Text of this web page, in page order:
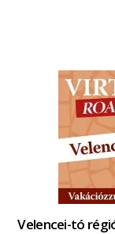
Velencei-tó